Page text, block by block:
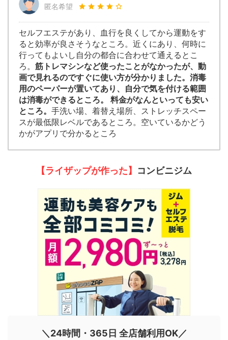
匿名希望
セルフエステがあり、血行を良くしてから運動をす
ると効率が良さそうなところ。近くにあり、何時に
行ってもよいし自分の都合に合わせて通えるとこ
ろ。 筋トレマシンなど使ったことがなかったが、動
画で見れるのですぐに使い方が分かりました。消毒
用のペーパーが置いてあり、自分で気を付ける範囲
は消毒ができるところ。 料金がなんといっても安い
ところ。 手洗い場、着替え場所、ストレッチスペー
スが最低限レベルであるところ。空いているかどう
かがアプリで分かるところ
【ライザップが作った】 コンビニジム
＼24時間・365日 全店舗利用OK／